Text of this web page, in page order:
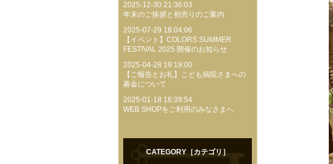
2025-12-30 21:36:03
年末のご挨拶と初売りのご案内
2025-07-29 18:04:06
【イベント】COLORS SUMMER
FESTIVAL 2025 開催のお知らせ
2025-04-28 19:19:00
【ご報告とお礼】こども病院さまへの
募金について
2025-01-18 16:39:54
WEB SHOPをご利用のみなさまへ
CATEGORY［カテゴリ］